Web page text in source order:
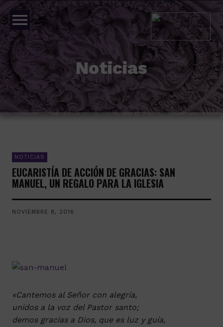
menu
Noticias
NOTICIAS
EUCARISTÍA DE ACCIÓN DE GRACIAS: SAN
MANUEL, UN REGALO PARA LA IGLESIA
NOVIEMBRE 8, 2016
«Cantemos al Señor con alegría,
unidos a la voz del Pastor santo;
demos gracias a Dios, que es luz y guía,